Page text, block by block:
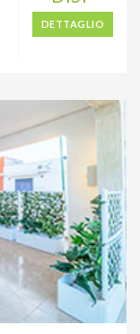
DETTAGLIO